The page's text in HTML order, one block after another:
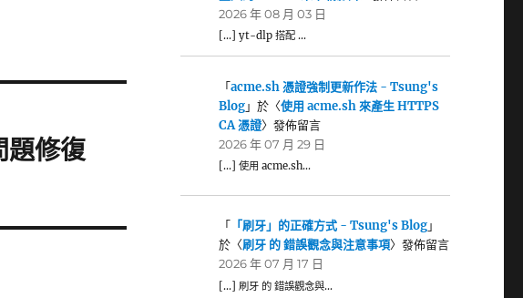
修復
2026 年 08 月 03 日
[…] yt-dlp 搭配 …
「acme.sh 憑證強制更新作法 - Tsung's
Blog」於〈使用 acme.sh 來產生 HTTPS
CA 憑證〉發佈留言
2026 年 07 月 29 日
[…] 使用 acme.sh…
「 「刷牙」的正確方式 - Tsung's Blog」
於〈刷牙 的 錯誤觀念與注意事項〉發佈留言
2026 年 07 月 17 日
[…] 刷牙 的 錯誤觀念與…